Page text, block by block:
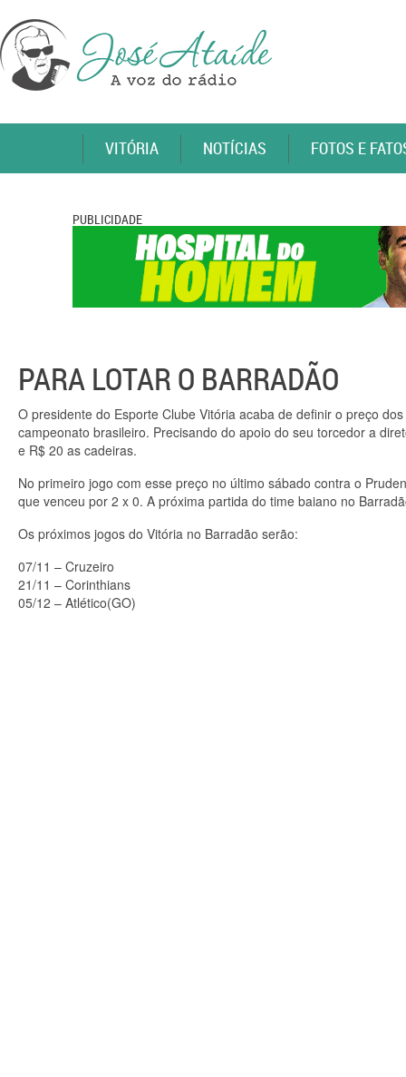
VITÓRIA NOTÍCIAS FOTOS E
PUBLICIDADE
PARA LOTAR O BARRADÃO
O presidente do Esporte Clube Vitória acaba de definir o preço
campeonato brasileiro. Precisando do apoio do seu torcedor a
e R$ 20 as cadeiras.
No primeiro jogo com esse preço no último sábado contra o
que venceu por 2 x 0. A próxima partida do time baiano no
Os próximos jogos do Vitória no Barradão serão:
07/11 – Cruzeiro
21/11 – Corinthians
05/12 – Atlético(GO)